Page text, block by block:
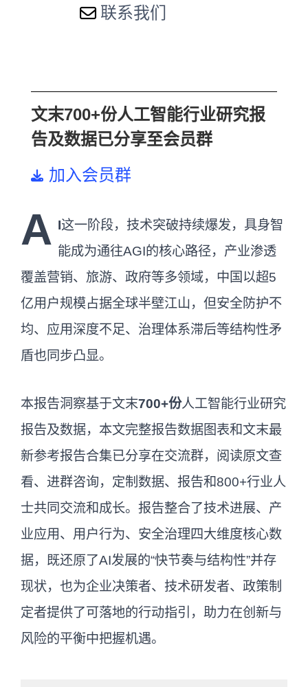
联系我们
文末700+份人工智能行业研究报
告及数据已分享至会员群
加入会员群
A I这一阶段，技术突破持续爆发，具身智
能成为通往AGI的核心路径，产业渗透
覆盖营销、旅游、政府等多领域，中国以超5
亿用户规模占据全球半壁江山，但安全防护不
均、应用深度不足、治理体系滞后等结构性矛
盾也同步凸显。
本报告洞察基于文末700+份人工智能行业研究
报告及数据，本文完整报告数据图表和文末最
新参考报告合集已分享在交流群，阅读原文查
看、进群咨询，定制数据、报告和800+行业人
士共同交流和成长。报告整合了技术进展、产
业应用、用户行为、安全治理四大维度核心数
据，既还原了AI发展的“快节奏与结构性”并存
现状，也为企业决策者、技术研发者、政策制
定者提供了可落地的行动指引，助力在创新与
风险的平衡中把握机遇。